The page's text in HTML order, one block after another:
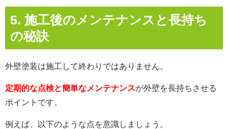
5. 施工後のメンテナンスと長持ち
の秘訣
外壁塗装は施工して終わりではありません。
定期的な点検と簡単なメンテナンスが外壁を長持ちさせる
ポイントです。
例えば、以下のような点を意識しましょう。